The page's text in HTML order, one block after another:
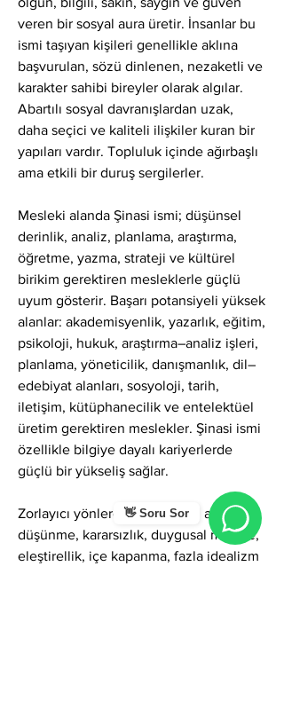
👋 Soru Sor
veren bir sosyal aura üretir. İnsanlar bu
ismi taşıyan kişileri genellikle aklına
başvurulan, sözü dinlenen, nezaketli ve
karakter sahibi bireyler olarak algılar.
Abartılı sosyal davranışlardan uzak,
daha seçici ve kaliteli ilişkiler kuran bir
yapıları vardır. Topluluk içinde ağırbaşlı
ama etkili bir duruş sergilerler.
Mesleki alanda Şinasi ismi; düşünsel
derinlik, analiz, planlama, araştırma,
öğretme, yazma, strateji ve kültürel
birikim gerektiren mesleklerle güçlü
uyum gösterir. Başarı potansiyeli yüksek
alanlar: akademisyenlik, yazarlık, eğitim,
psikoloji, hukuk, araştırma–analiz işleri,
planlama, yöneticilik, danışmanlık, dil–
edebiyat alanları, sosyoloji, tarih,
iletişim, kütüphanecilik ve entelektüel
üretim gerektiren meslekler. Şinasi ismi
özellikle bilgiye dayalı kariyerlerde
güçlü bir yükseliş sağlar.
Zorlayıcı yönlerde Şinasi ismi; aşırı
düşünme, kararsızlık, duygusal mesafe,
eleştirellik, içe kapanma, fazla idealizm